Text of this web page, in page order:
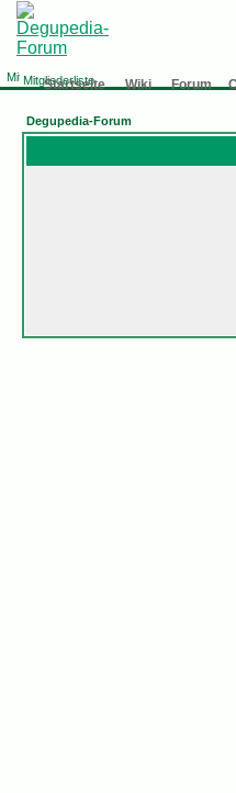
Mitgliederliste
Startseite Wiki Forum
Degupedia-Forum